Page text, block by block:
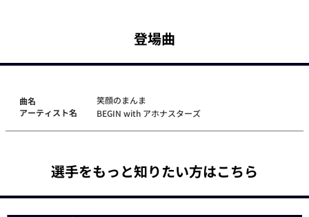
登場曲
曲名
アーティスト名
笑顔のまんま
BEGIN with アホナスターズ
選手をもっと知りたい方はこちら